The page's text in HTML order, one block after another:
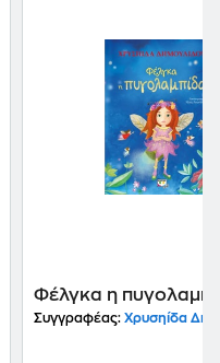
Φέλγκα η
Συγγραφέας: Χρυσηίδα